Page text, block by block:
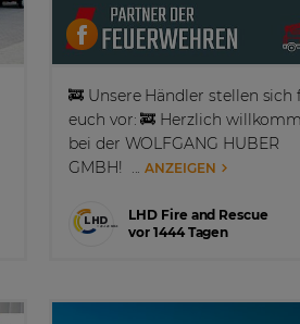
🚒 Unsere Händler stellen sich
euch vor: 🚒 Herzlich
bei der WOLFGANG HUBER
GMBH! ...ANZEIGEN
LHD Fire and Rescue
vor 1444 Tagen